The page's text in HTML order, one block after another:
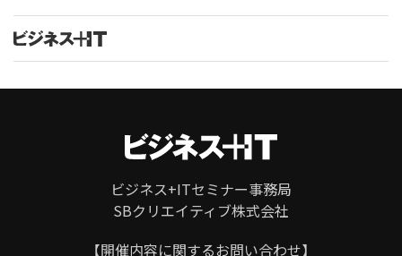
ページ
ビジネス+ITセミナー事務局
SBクリエイティブ株式会社
【開催内容に関するお問い合わせ】